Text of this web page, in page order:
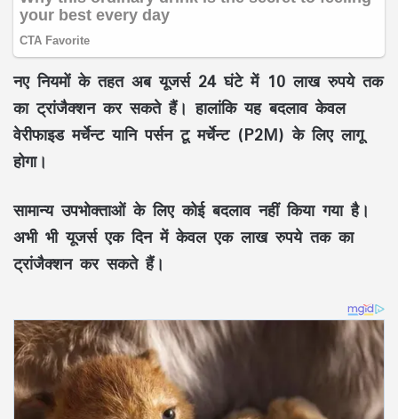
नए नियमों के तहत अब यूजर्स 24 घंटे में 10 लाख रुपये तक
का ट्रांजैक्शन कर सकते हैं। हालांकि यह बदलाव केवल
वेरीफाइड मर्चेन्ट यानि पर्सन टू मर्चेन्ट (P2M) के लिए लागू
होगा।
सामान्य उपभोक्ताओं के लिए कोई बदलाव नहीं किया गया है।
अभी भी यूजर्स एक दिन में केवल एक लाख रुपये तक का
ट्रांजैक्शन कर सकते हैं।